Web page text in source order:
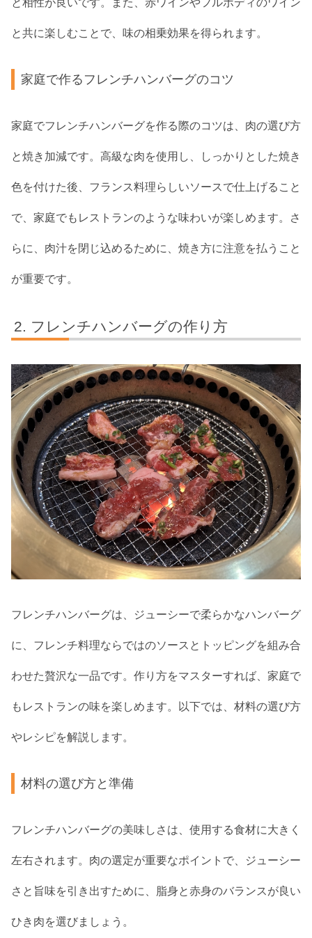
と相性が良いです。また、赤ワインやフルボディのワイン
と共に楽しむことで、味の相乗効果を得られます。
家庭で作るフレンチハンバーグのコツ
家庭でフレンチハンバーグを作る際のコツは、肉の選び方
と焼き加減です。高級な肉を使用し、しっかりとした焼き
色を付けた後、フランス料理らしいソースで仕上げること
で、家庭でもレストランのような味わいが楽しめます。さ
らに、肉汁を閉じ込めるために、焼き方に注意を払うこと
が重要です。
フレンチハンバーグの作り方
フレンチハンバーグは、ジューシーで柔らかなハンバーグ
に、フレンチ料理ならではのソースとトッピングを組み合
わせた贅沢な一品です。作り方をマスターすれば、家庭で
もレストランの味を楽しめます。以下では、材料の選び方
やレシピを解説します。
材料の選び方と準備
フレンチハンバーグの美味しさは、使用する食材に大きく
左右されます。肉の選定が重要なポイントで、ジューシー
さと旨味を引き出すために、脂身と赤身のバランスが良い
ひき肉を選びましょう。